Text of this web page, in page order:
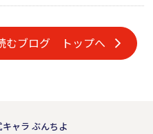
むブログ トップへ
キャラ ぶんちよ